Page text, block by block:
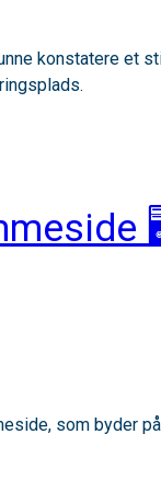
konstatere et
som byder